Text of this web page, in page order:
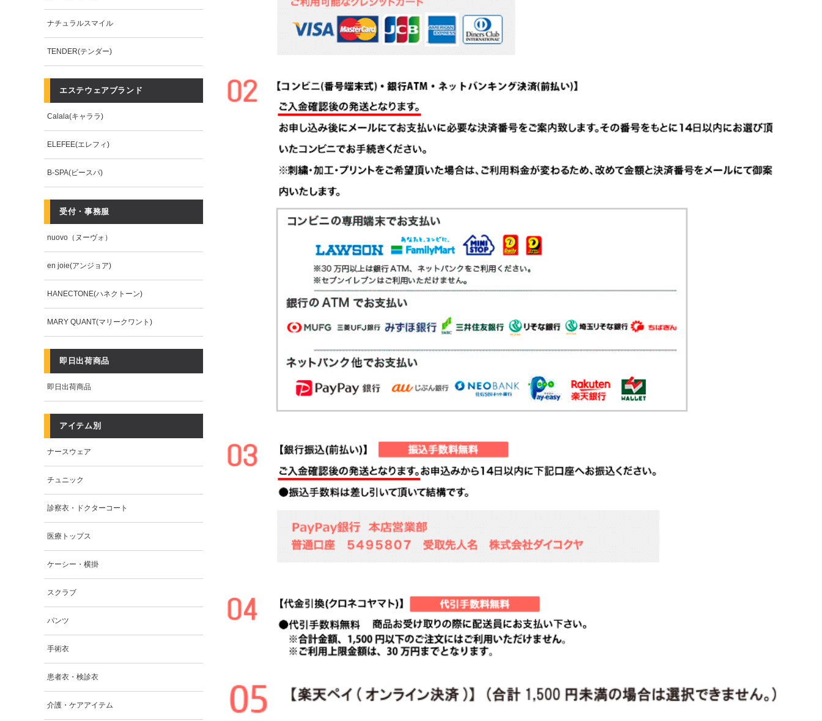
ナチュラルスマイル
TENDER(テンダー)
エステウェアブランド
Calala(キャララ)
ELEFEE(エレフィ)
B-SPA(ビースパ)
受付・事務服
nuovo（ヌーヴォ）
en joie(アンジョア)
HANECTONE(ハネクトーン)
MARY QUANT(マリークワント)
即日出荷商品
即日出荷商品
アイテム別
ナースウェア
チュニック
診察衣・ドクターコート
医療トップス
ケーシー・横掛
スクラブ
パンツ
手術衣
患者衣・検診衣
介護・ケアアイテム